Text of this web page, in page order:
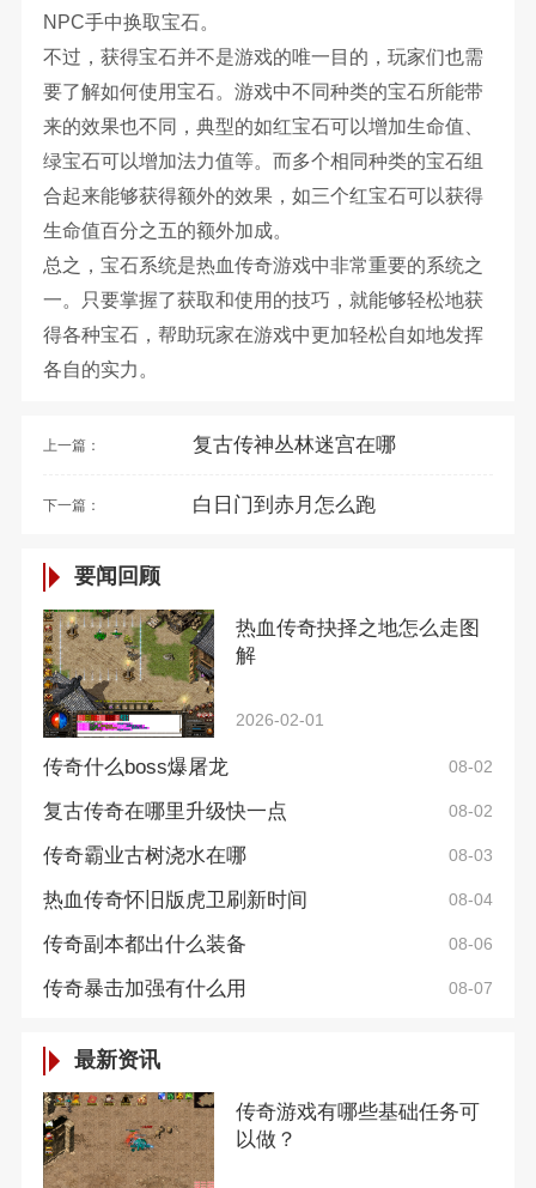
NPC手中换取宝石。
不过，获得宝石并不是游戏的唯一目的，玩家们也需
要了解如何使用宝石。游戏中不同种类的宝石所能带
来的效果也不同，典型的如红宝石可以增加生命值、
绿宝石可以增加法力值等。而多个相同种类的宝石组
合起来能够获得额外的效果，如三个红宝石可以获得
生命值百分之五的额外加成。
总之，宝石系统是热血传奇游戏中非常重要的系统之
一。只要掌握了获取和使用的技巧，就能够轻松地获
得各种宝石，帮助玩家在游戏中更加轻松自如地发挥
各自的实力。
上一篇： 复古传神丛林迷宫在哪
下一篇： 白日门到赤月怎么跑
要闻回顾
热血传奇抉择之地怎么走图
解
2026-02-01
传奇什么boss爆屠龙 08-02
复古传奇在哪里升级快一点 08-02
传奇霸业古树浇水在哪 08-03
热血传奇怀旧版虎卫刷新时间 08-04
传奇副本都出什么装备 08-06
传奇暴击加强有什么用 08-07
最新资讯
传奇游戏有哪些基础任务可
以做？